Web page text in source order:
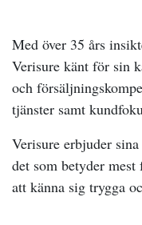
Med över 35 års
Verisure känt för sin
och
tjänster samt
Verisure erbjuder
det som betyder
att känna sig trygga